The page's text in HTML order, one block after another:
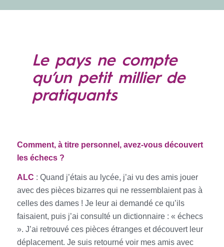
Le pays ne compte
qu’un petit millier de
pratiquants
Comment, à titre personnel, avez-vous découvert
les échecs ?
ALC : Quand j’étais au lycée, j’ai vu des amis jouer
avec des pièces bizarres qui ne ressemblaient pas à
celles des dames ! Je leur ai demandé ce qu’ils
faisaient, puis j’ai consulté un dictionnaire : « échecs
». J’ai retrouvé ces pièces étranges et découvert leur
déplacement. Je suis retourné voir mes amis avec